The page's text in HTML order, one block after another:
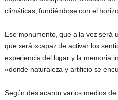
climáticas, fundiéndose con el
Ese monumento, que a la vez será
que será «capaz de activar los
experiencia del lugar y la memoria
«donde naturaleza y artificio se
Según destacaron varios medios